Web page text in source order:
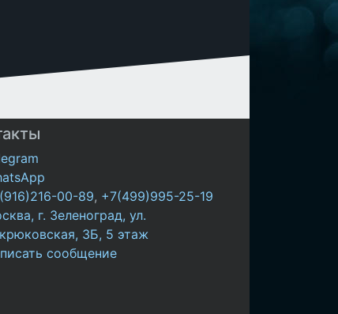
00-89, +7(499)995-25-19
г. Зеленоград, ул.
3Б, 5 этаж
сообщение